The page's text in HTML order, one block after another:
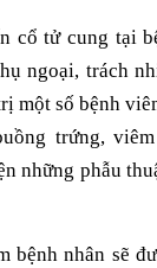
cổ tử cung tại
ngoại, trách
một số bệnh
trứng,
những phẫu
bệnh nhân sẽ